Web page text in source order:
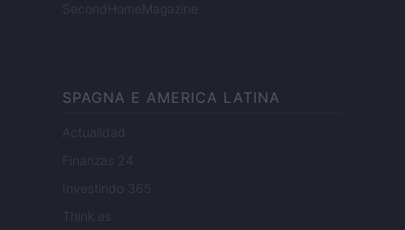
SecondHomeMagazine
SPAGNA E AMERICA LATINA
Actualidad
Finanzas 24
Investindo 365
Think.es